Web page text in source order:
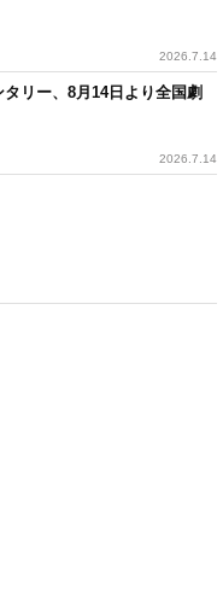
2026.7.14
リー、8月14日より全国劇
2026.7.14